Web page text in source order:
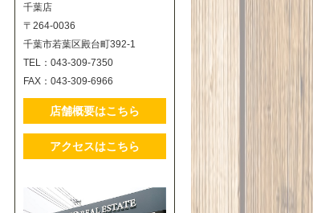
千葉店
〒264-0036
千葉市若葉区殿台町392-1
TEL：043-309-7350
FAX：043-309-6966
店舗概要はこちら
アクセスはこちら